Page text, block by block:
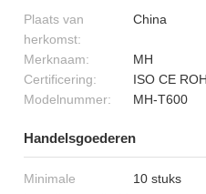
Plaats van
herkomst:
China
Merknaam:
MH
Certificering:
ISO CE
Modelnummer:
MH-T600
Handelsgoederen
Minimale
10 stuks